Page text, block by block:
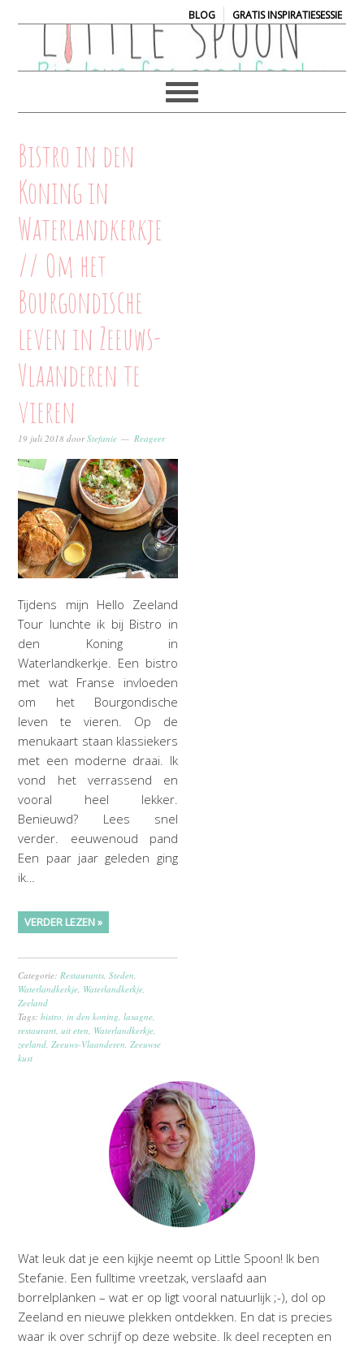
BLOG| GRATIS INSPIRATIESESSIE
Bistro in den
Koning in
Waterlandkerkje
// Om het
Bourgondische
leven in Zeeuws-
Vlaanderen te
vieren
19 juli 2018 doorStefanie Reageer
Tijdens mijn Hello Zeeland
Tour lunchte ik bij Bistro in
den Koning in
Waterlandkerkje. Een bistro
met wat Franse invloeden
om het Bourgondische
leven te vieren. Op de
menukaart staan klassiekers
met een moderne draai. Ik
vond het verrassend en
vooral heel lekker.
Benieuwd? Lees snel
verder. eeuwenoud pand
Een paar jaar geleden ging
ik…
VERDER LEZEN »
Categorie:Restaurants,Steden,
Waterlandkerkje, Waterlandkerkje,
Zeeland
Tags:bistro,in den koning,lasagne,
restaurant,uit eten, Waterlandkerkje,
zeeland,Zeeuws-Vlaanderen,Zeeuwse
kust
Wat leuk dat je een kijkje neemt op Little Spoon! Ik ben
Stefanie. Een fulltime vreetzak, verslaafd aan
borrelplanken – wat er op ligt vooral natuurlijk ;-), dol op
Zeeland en nieuwe plekken ontdekken. En dat is precies
waar ik over schrijf op deze website. Ik deel recepten en